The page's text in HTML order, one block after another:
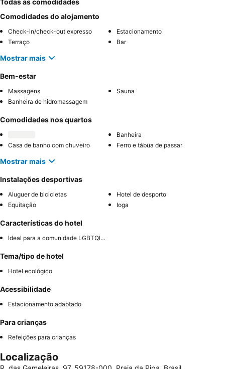
Todas as comodidades
Comodidades do alojamento
Check-in/check-out expresso
Estacionamento
Terraço
Bar
Mostrar mais
Bem-estar
Massagens
Sauna
Banheira de hidromassagem
Comodidades nos quartos
Banheira
Casa de banho com chuveiro
Ferro e tábua de passar
Mostrar mais
Instalações desportivas
Aluguer de bicicletas
Hotel de desporto
Equitação
Ioga
Características do hotel
Ideal para a comunidade LGBTQIA+
Tema/tipo de hotel
Hotel ecológico
Acessibilidade
Estacionamento adaptado
Para crianças
Refeições para crianças
Localização